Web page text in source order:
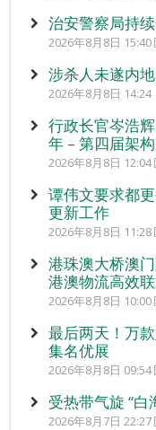
治安警察局持
2026年8月8日 15:40
涉杀人未遂内
2026年8月8日 14:24
行政长官岑浩
年 – 第四届架
2026年8月8日 12:04
谭伟文要求都
更新工作
2026年8月8日 11:28
港珠澳大桥澳
港澳物流高效
2026年8月8日 10:00
最后两天！万
集名优展
2026年8月8日 09:54
受热带气旋 “
2026年8月7日 22:27